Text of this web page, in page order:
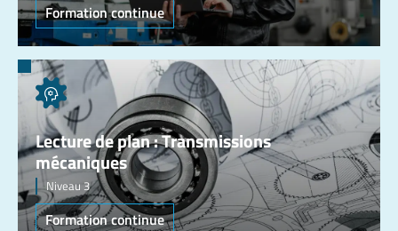
Formation continue
Lecture de plan : Transmissions
mécaniques
Niveau 3
Formation continue